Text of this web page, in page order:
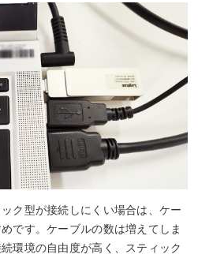
ク型が接続しにくい場合は、ケー
です。ケーブルの数は増えてしま
環境の自由度が高く、スティック